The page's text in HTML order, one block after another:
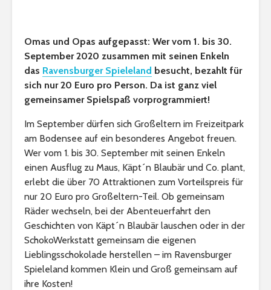
Omas und Opas aufgepasst: Wer vom 1. bis 30.
September 2020 zusammen mit seinen Enkeln
das Ravensburger Spieleland besucht, bezahlt für
sich nur 20 Euro pro Person. Da ist ganz viel
gemeinsamer Spielspaß vorprogrammiert!
Im September dürfen sich Großeltern im Freizeitpark
am Bodensee auf ein besonderes Angebot freuen.
Wer vom 1. bis 30. September mit seinen Enkeln
einen Ausflug zu Maus, Käpt´n Blaubär und Co. plant,
erlebt die über 70 Attraktionen zum Vorteilspreis für
nur 20 Euro pro Großeltern-Teil. Ob gemeinsam
Räder wechseln, bei der Abenteuerfahrt den
Geschichten von Käpt´n Blaubär lauschen oder in der
SchokoWerkstatt gemeinsam die eigenen
Lieblingsschokolade herstellen – im Ravensburger
Spieleland kommen Klein und Groß gemeinsam auf
ihre Kosten!